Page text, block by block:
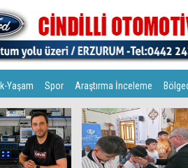
Yaşam Spor Araştırma İnceleme